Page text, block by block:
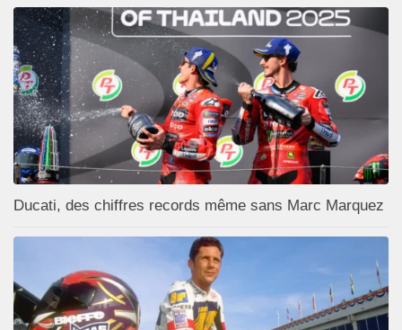
Ducati, des chiffres records même sans Marc Marquez